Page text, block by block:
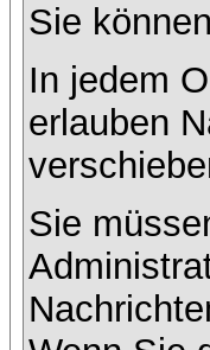
Sie
In jedem
erlauben
Sie